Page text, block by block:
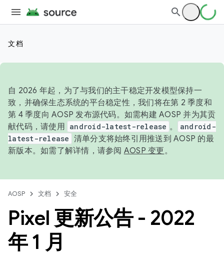
文档
自 2026 年起，为了与我们的主干稳定开发模型保持一
致，并确保生态系统的平台稳定性，我们将在第 2 季度和
第 4 季度向 AOSP 发布源代码。如需构建 AOSP 并为其贡
献代码，请使用 android-latest-release 。
android-
latest-release 清单分支将始终引用推送到 AOSP 的最
新版本。如需了解详情，请参阅 AOSP 变更。
AOSP 文档 安全
Pixel 更新公告 - 2022
年 1 月